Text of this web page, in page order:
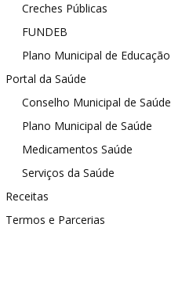
Creches Públicas
FUNDEB
Plano Municipal de Educação
Portal da Saúde
Conselho Municipal de Saúde
Plano Municipal de Saúde
Medicamentos Saúde
Serviços da Saúde
Receitas
Termos e Parcerias